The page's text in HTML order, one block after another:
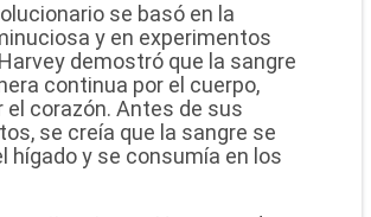
se basó en la
y en experimentos
demostró que la sangre
continua por el cuerpo,
el corazón. Antes de sus
se creía que la sangre se
hígado y se consumía en los